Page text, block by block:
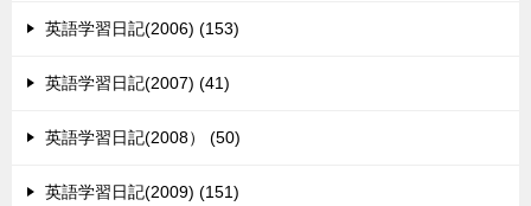
英語学習日記(2006) (153)
英語学習日記(2007) (41)
英語学習日記(2008） (50)
英語学習日記(2009) (151)